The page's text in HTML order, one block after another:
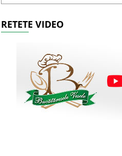
RETETE VIDEO